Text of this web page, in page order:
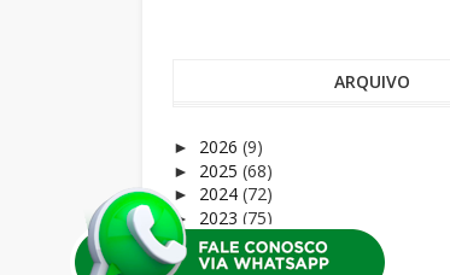
ARQUIVO
► 2026 (9)
► 2025 (68)
► 2024 (72)
► 2023 (75)
► 2022 (37)
►2021(122)